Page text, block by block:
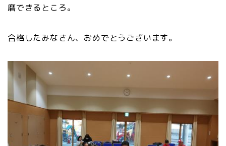
磨できるところ。
合格したみなさん、おめでとうございます。